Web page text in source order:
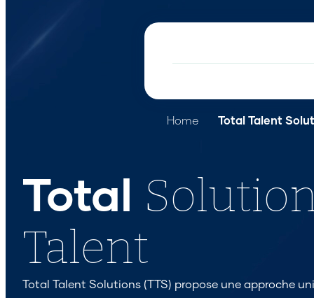
Home Total Talent
Total
Talent
Total Talent Solutions (TTS) propose une approche